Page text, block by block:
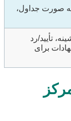
به صورت جداول،
تأیید/رد
برای